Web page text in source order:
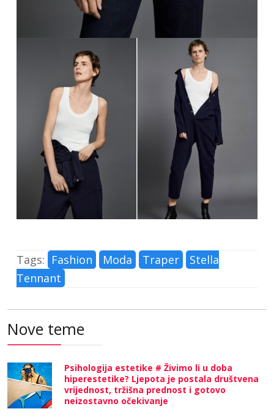
Tags: Fashion Moda Traper
Stella
Tennant
Nove teme
Psihologija estetike # Živimo li u doba
hiperestetike? Ljepota je postala društvena
vrijednost, tržišna prednost i gotovo
neizostavno očekivanje